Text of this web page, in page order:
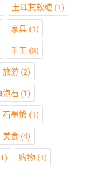
土耳其软糖 (1)
家具 (1)
手工 (3)
旅游 (2)
泡石 (1)
石墨烯 (1)
美食 (4)
购物 (1)